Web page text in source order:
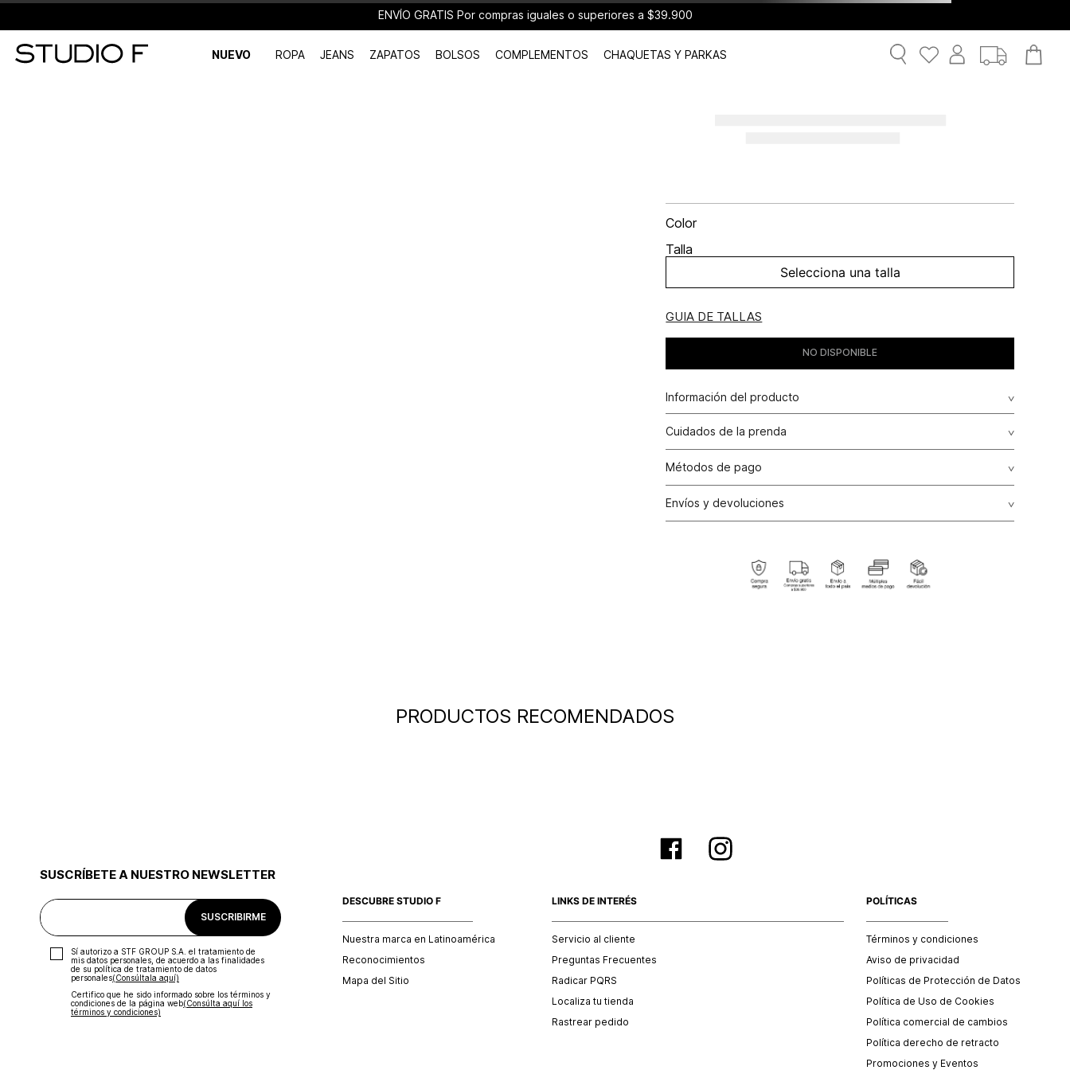
ENVÍO GRATIS Por compras iguales o superiores a $39.900
NUEVO ROPA JEANS ZAPATOS BOLSOS COMPLEMENTOS CHAQUETAS Y PARKAS
Color
Talla
Selecciona una talla
GUIA DE TALLAS
NO DISPONIBLE
Información del producto
Cuidados de la prenda
Métodos de pago
Tarjetas de crédito: Visa, Dinners, Master Card y American Express.
Envíos y devoluciones
tiendas de línea del país podrán realizarse en un plazo máximo de
30 días calendario contados a partir de la fecha de compra, siempre
y cuando el producto no haya sido usado, se encuentre en perfectas
Excepciones:
baño, accesorios y/o productos comprados en tiendas outlet o en
PRODUCTOS RECOMENDADOS
SUSCRÍBETE A NUESTRO NEWSLETTER
SUSCRIBIRME
Sí autorizo a STF GROUP S.A. el tratamiento de
mis datos personales, de acuerdo a las finalidades
de su política de tratamiento de datos
personales‎(Consúltala aquí)
Certifico que he sido informado sobre los términos y
condiciones de la página web‎(Consúlta aquí los
términos y condiciones)
DESCUBRE STUDIO F
Nuestra marca en Latinoamérica
Reconocimientos
Mapa del Sitio
LINKS DE INTERÉS
Servicio al cliente
Preguntas Frecuentes
Radicar PQRS
Localiza tu tienda
Rastrear pedido
POLÍTICAS
Términos y condiciones
Aviso de privacidad
Políticas de Protección de Datos
Política de Uso de Cookies
Política comercial de cambios
Política derecho de retracto
Promociones y Eventos